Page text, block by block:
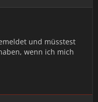
und müsstest
wenn ich mich